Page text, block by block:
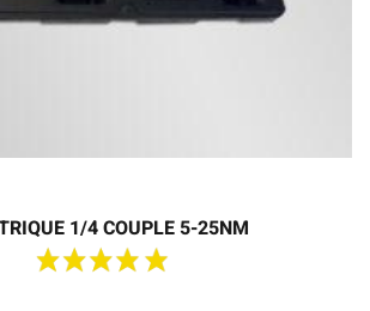
1/4 COUPLE 5-25NM